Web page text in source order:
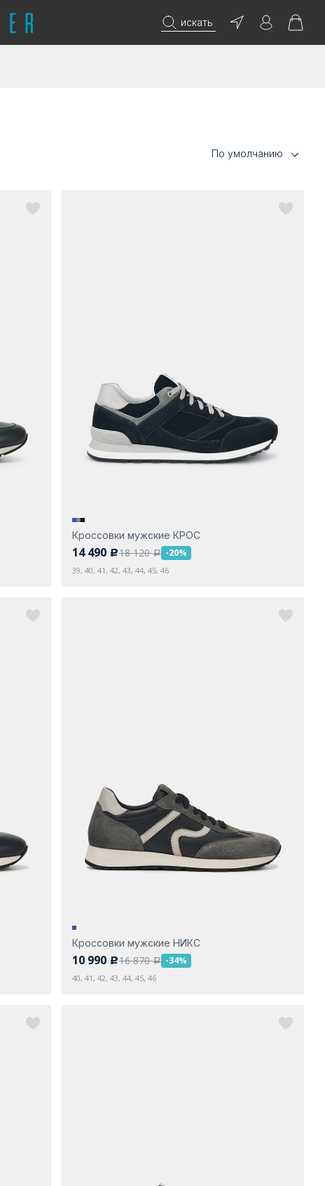
искать
По умолчанию
Кроссовки мужские КРОС
14 490 c18 120a -20%
39, 40, 41, 42, 43, 44, 45, 46
Кроссовки мужские НИКС
10 990 c16 870a -34%
40, 41, 42, 43, 44, 45, 46